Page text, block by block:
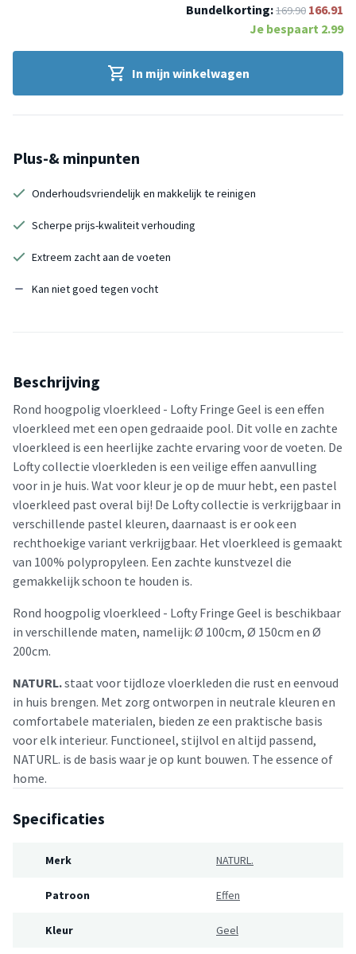
Bundelkorting:169.90 166.91
Je bespaart 2.99
In mijn winkelwagen
Plus-& minpunten
Onderhoudsvriendelijk en makkelijk te reinigen
Scherpe prijs-kwaliteit verhouding
Extreem zacht aan de voeten
Kan niet goed tegen vocht
Beschrijving
Rond hoogpolig vloerkleed - Lofty Fringe Geel is een effen
vloerkleed met een open gedraaide pool. Dit volle en zachte
vloerkleed is een heerlijke zachte ervaring voor de voeten. De
Lofty collectie vloerkleden is een veilige effen aanvulling
voor in je huis. Wat voor kleur je op de muur hebt, een pastel
vloerkleed past overal bij! De Lofty collectie is verkrijgbaar in
verschillende pastel kleuren, daarnaast is er ook een
rechthoekige variant verkrijgbaar. Het vloerkleed is gemaakt
van 100% polypropyleen. Een zachte kunstvezel die
gemakkelijk schoon te houden is.
Rond hoogpolig vloerkleed - Lofty Fringe Geel is beschikbaar
in verschillende maten, namelijk: Ø 100cm, Ø 150cm en Ø
200cm.
NATURL.staat voor tijdloze vloerkleden die rust en eenvoud
in huis brengen. Met zorg ontworpen in neutrale kleuren en
comfortabele materialen, bieden ze een praktische basis
voor elk interieur. Functioneel, stijlvol en altijd passend,
NATURL. is de basis waar je op kunt bouwen. The essence of
home.
Specificaties
Merk NATURL.
Patroon Effen
Kleur Geel